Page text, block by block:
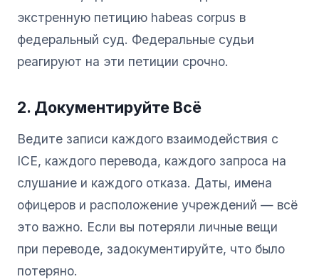
экстренную петицию habeas corpus в
федеральный суд. Федеральные судьи
реагируют на эти петиции срочно.
2. Документируйте Всё
Ведите записи каждого взаимодействия с
ICE, каждого перевода, каждого запроса на
слушание и каждого отказа. Даты, имена
офицеров и расположение учреждений — всё
это важно. Если вы потеряли личные вещи
при переводе, задокументируйте, что было
потеряно.